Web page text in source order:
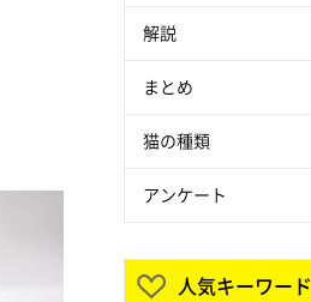
解説
まとめ
猫の種類
アンケート
人気キーワード